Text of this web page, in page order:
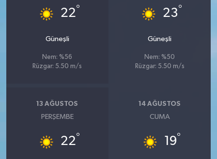
22°
Güneşli
Nem: %56
Rüzgar: 5.50 m/s
23°
Güneşli
Nem: %50
Rüzgar: 5.50 m/s
13 AĞUSTOS
PERŞEMBE
22°
14 AĞUSTOS
CUMA
19°